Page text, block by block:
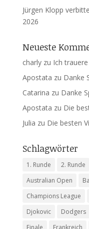
Jürgen Klopp
2026
Neueste
charlyzu Ich
Apostata zu Danke
Catarina zu Danke
Apostata zu Die
Julia zu Die besten
Schlagwörter
1. Runde 2. Runde
Australian Open
Champions League
Djokovic
Dodgers
Finale
Frankreich